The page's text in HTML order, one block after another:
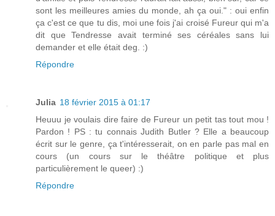
sont les meilleures amies du monde, ah ça oui." : oui enfin
ça c'est ce que tu dis, moi une fois j'ai croisé Fureur qui m'a
dit que Tendresse avait terminé ses céréales sans lui
demander et elle était deg. :)
Répondre
Julia 18 février 2015 à 01:17
Heuuu je voulais dire faire de Fureur un petit tas tout mou !
Pardon ! PS : tu connais Judith Butler ? Elle a beaucoup
écrit sur le genre, ça t'intéresserait, on en parle pas mal en
cours (un cours sur le théâtre politique et plus
particulièrement le queer) :)
Répondre